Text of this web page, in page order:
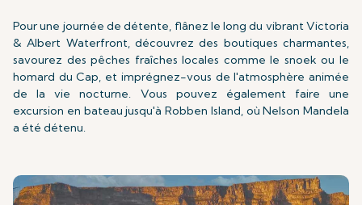
Pour une journée de détente, flânez le long du vibrant Victoria
& Albert Waterfront, découvrez des boutiques charmantes,
savourez des pêches fraîches locales comme le snoek ou le
homard du Cap, et imprégnez-vous de l'atmosphère animée
de la vie nocturne. Vous pouvez également faire une
excursion en bateau jusqu'à Robben Island, où Nelson Mandela
a été détenu.